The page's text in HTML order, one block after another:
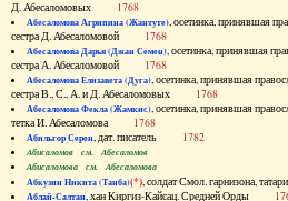
Д. Абесаломовых 1768
Абесаломова Агрипина (Жантуте), осетинка, принявшая
сестра Д. Абесаломовой 1768
Абесаломова Дарья (Джан Семен), осетинка, принявшая
сестра А. Абесаломовой 1768
Абесаломова Елизавета (Дуга), осетинка, принявшая
сестра В., С., А. и Д. Абесаломовых 1768
Абесаломова Фекла (Жамкис), осетинка, принявшая
тетка И. Абесаломова 1768
Абильгор Серен, дат. писатель 1782
Абисаломов см. Абесаломов
Абисаломова см. Абесаломова
Абкузин Никита (Танба)(*), солдат Смол. гарнизона,
Аблай-Салтан, хан Киргиз-Кайсац. Средней Орды